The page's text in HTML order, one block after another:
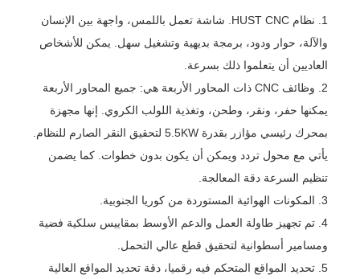
1. نظام HUST CNC. شاشة تعمل باللمس، واجهة بين الإنسان
والآلة، حوار ودود، برمجة بديهية وتشغيل سهل. يمكن للأشخاص
العاديين أن يتعلموا ذلك بسرعة.
2. وظائف CNC ذات المحاور الأربعة هي: جميع المحاور الأربعة
يمكنها حفر، ونقر، وطحن، وتغذية اللولب الكروي. إنها مجهزة
بمحرك رئيسي مؤازر بقدرة 5.5KW لتحقيق النقر الصارم للنظام.
يأتي مع محول تردد ويمكن أن يكون بدون خطوات. كما يضمن
تنظيم السرعة دقة المعالجة.
3. المكونات الهوائية المستوردة من كوريا الجنوبية.
4. تم تجهيز طاولة العمل والدعم الأوسط بمقاييس سلكية فضية
ومسامير أسطوانية لتحقيق قطع عالي التحمل.
5. تحديد المواقع المتحكم فيه رقميا، دقة تحديد المواقع العالية